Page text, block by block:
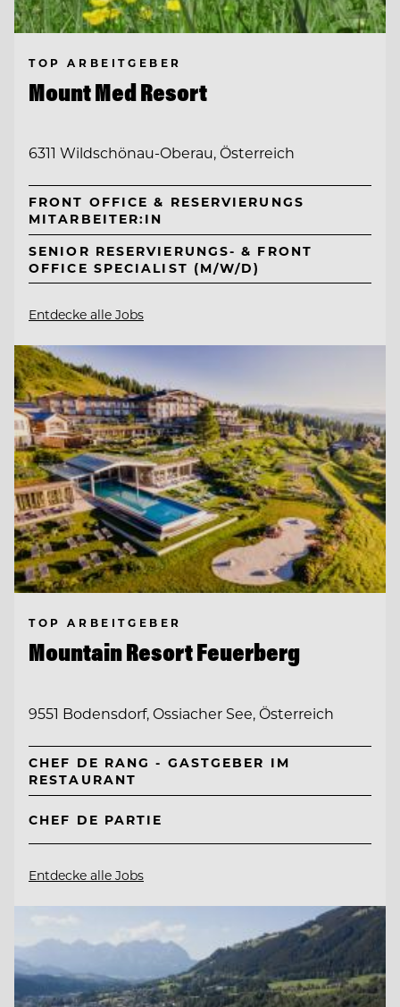
TOP ARBEITGEBER
Mount Med Resort
6311 Wildschönau-Oberau, Österreich
FRONT OFFICE & RESERVIERUNGS
MITARBEITER:IN
SENIOR RESERVIERUNGS- & FRONT
OFFICE SPECIALIST (M/W/D)
Entdecke alle Jobs
TOP ARBEITGEBER
Mountain Resort Feuerberg
9551 Bodensdorf, Ossiacher See, Österreich
CHEF DE RANG - GASTGEBER IM
RESTAURANT
CHEF DE PARTIE
Entdecke alle Jobs